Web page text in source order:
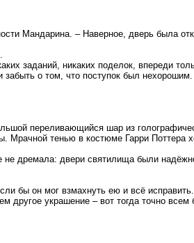
Мандарина. – Наверное, дверь была
заданий, никаких поделок, впереди
о том, что поступок был
переливающийся шар из
тенью в костюме Гарри Поттера
не дремала: двери святилища были
бы он мог взмахнуть ею и всё
другое украшение – вот тогда точно